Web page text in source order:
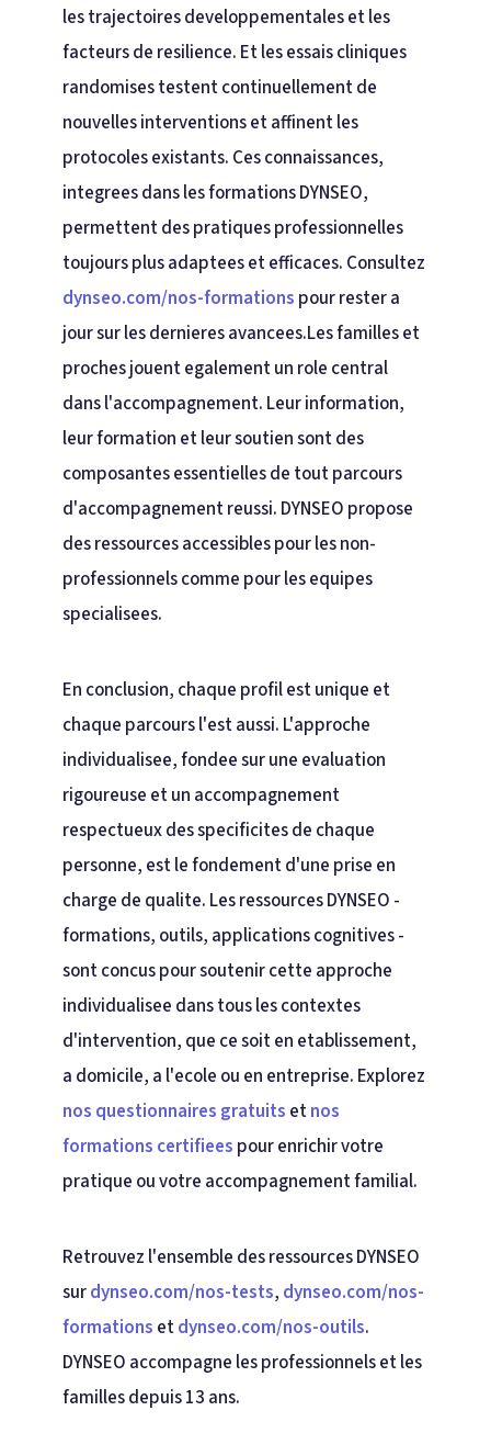
les trajectoires developpementales et les
facteurs de resilience. Et les essais cliniques
randomises testent continuellement de
nouvelles interventions et affinent les
protocoles existants. Ces connaissances,
integrees dans les formations DYNSEO,
permettent des pratiques professionnelles
toujours plus adaptees et efficaces. Consultez
dynseo.com/nos-formations pour rester a
jour sur les dernieres avancees.Les familles et
proches jouent egalement un role central
dans l'accompagnement. Leur information,
leur formation et leur soutien sont des
composantes essentielles de tout parcours
d'accompagnement reussi. DYNSEO propose
des ressources accessibles pour les non-
professionnels comme pour les equipes
specialisees.
En conclusion, chaque profil est unique et
chaque parcours l'est aussi. L'approche
individualisee, fondee sur une evaluation
rigoureuse et un accompagnement
respectueux des specificites de chaque
personne, est le fondement d'une prise en
charge de qualite. Les ressources DYNSEO -
formations, outils, applications cognitives -
sont concus pour soutenir cette approche
individualisee dans tous les contextes
d'intervention, que ce soit en etablissement,
a domicile, a l'ecole ou en entreprise. Explorez
nos questionnaires gratuits etnos
formations certifiees pour enrichir votre
pratique ou votre accompagnement familial.
Retrouvez l'ensemble des ressources DYNSEO
surdynseo.com/nos-tests, dynseo.com/nos-
formations etdynseo.com/nos-outils.
DYNSEO accompagne les professionnels et les
familles depuis 13 ans.